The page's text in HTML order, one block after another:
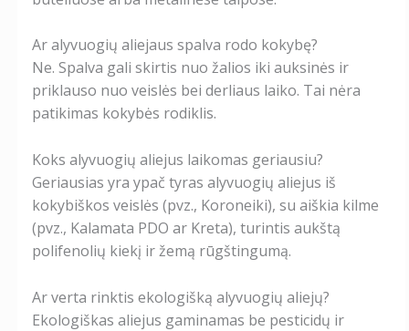
Ar alyvuogių aliejaus spalva rodo kokybę?
Ne. Spalva gali skirtis nuo žalios iki auksinės ir
priklauso nuo veislės bei derliaus laiko. Tai nėra
patikimas kokybės rodiklis.
Koks alyvuogių aliejus laikomas geriausiu?
Geriausias yra ypač tyras alyvuogių aliejus iš
kokybiškos veislės (pvz., Koroneiki), su aiškia kilme
(pvz., Kalamata PDO ar Kreta), turintis aukštą
polifenolių kiekį ir žemą rūgštingumą.
Ar verta rinktis ekologišką alyvuogių aliejų?
Ekologiškas aliejus gaminamas be pesticidų ir